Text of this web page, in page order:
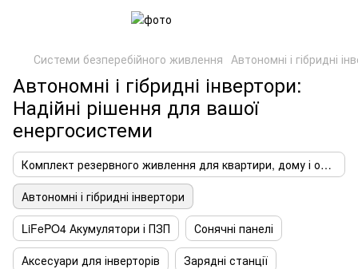
Системи безперебійного живлення Автономні і гібридні
Автономні і гібридні інвертори:
Надійні рішення для вашої
енергосистеми
Комплект резервного живлення для квартири, дому і офісу
Автономні і гібридні інвертори
LiFePO4 Акумулятори і ПЗП
Сонячні панелі
Аксесуари для інверторів
Зарядні станції